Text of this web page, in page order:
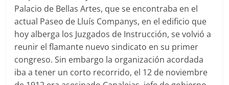
Palacio de Bellas Artes, que se encontraba en el
actual Paseo de Lluís Companys, en el edificio que
hoy alberga los Juzgados de Instrucción, se volvió a
reunir el flamante nuevo sindicato en su primer
congreso. Sin embargo la organización acordada
iba a tener un corto recorrido, el 12 de noviembre